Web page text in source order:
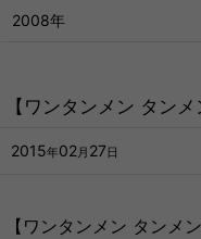
【ワンタンメン タン
2015年02月 27 日
【ワンタンメン タンメ
2008年